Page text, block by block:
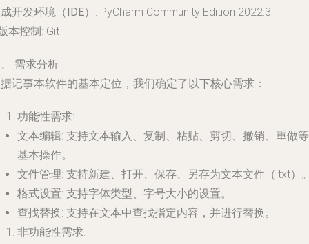
开发环境（IDE） : PyCharm Community Edition 2022.3
本控制: Git
需求分析
记事本软件的基本定位，我们确定了以下核心需求：
功能性需求:
文本编辑: 支持文本输入、复制、粘贴、剪切、撤销、重做等
基本操作。
文件管理: 支持新建、打开、保存、另存为文本文件（.txt）
格式设置: 支持字体类型、字号大小的设置。
查找替换: 支持在文本中查找指定内容，并进行替换。
非功能性需求: